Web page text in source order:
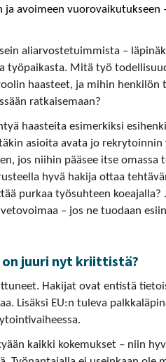
ja avoimeen
aliarvostetuimmista –
työpaikasta. Mitä työ
haasteet, ja mihin
ratkaisemaan?
haasteita esimerkiksi
asioita avata jo
jos niihin pääsee itse omassa
hyvä hakija ottaa
purkaa työsuhteen
– jos ne tuodaan
on juuri nyt kriittistä?
Hakijat ovat entistä
Lisäksi EU:n tuleva
kaikki kokemukset – niin